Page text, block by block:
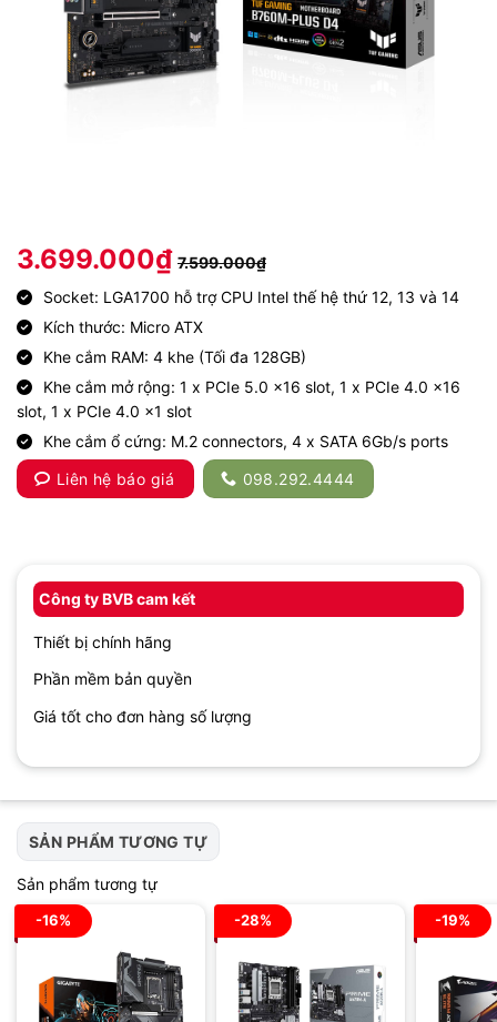
3.699.000₫ 7.599.000₫
Socket: LGA1700 hỗ trợ CPU Intel thế hệ thứ 12, 13 và 14
Kích thước: Micro ATX
Khe cắm RAM: 4 khe (Tối đa 128GB)
Khe cắm mở rộng: 1 x PCIe 5.0 x16 slot, 1 x PCIe 4.0 x16
slot, 1 x PCIe 4.0 x1 slot
Khe cắm ổ cứng: M.2 connectors, 4 x SATA 6Gb/s ports
Liên hệ báo giá
098.292.4444
Công ty BVB cam kết
Thiết bị chính hãng
Phần mềm bản quyền
Giá tốt cho đơn hàng số lượng
SẢN PHẨM TƯƠNG TỰ
Sản phẩm tương tự
-16% -28% -19%